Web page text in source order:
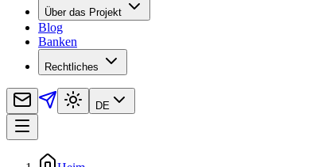
Über das Projekt
Blog
Banken
Rechtliches
DE